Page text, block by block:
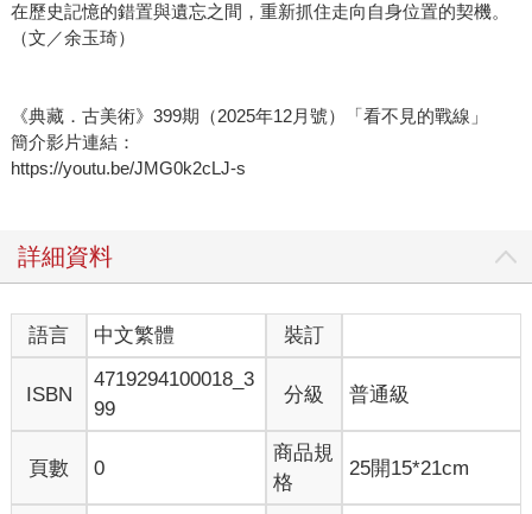
在歷史記憶的錯置與遺忘之間，重新抓住走向自身位置的契機。
（文／余玉琦）
《典藏．古美術》399期（2025年12月號）「看不見的戰線」
簡介影片連結：
https://youtu.be/JMG0k2cLJ-s
詳細資料
語言 中文繁體 裝訂
ISBN
4719294100018_3
99
分級 普通級
頁數 0
商品規
格
25開15*21cm